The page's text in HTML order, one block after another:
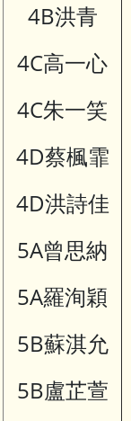
4B洪青
4C高一心
4C朱一笑
4D蔡楓霏
4D洪詩佳
5A曾思納
5A羅洵穎
5B蘇淇允
5B盧芷萱